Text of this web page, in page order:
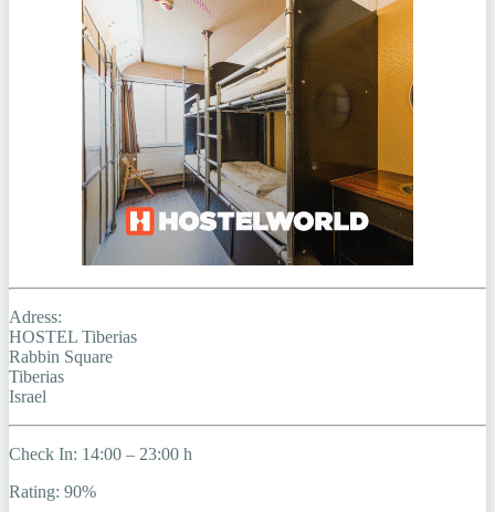
Adress:
HOSTEL Tiberias
Rabbin Square
Tiberias
Israel
Check In: 14:00 – 23:00 h
Rating: 90%